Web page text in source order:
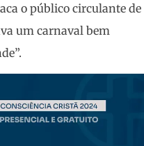
o público circulante de
um carnaval bem